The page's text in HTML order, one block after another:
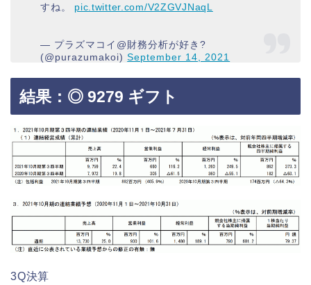
すね。 pic.twitter.com/V2ZGVJNaqL
— プラズマコイ@財務分析が好き?
(@purazumakoi)September 14, 2021
結果：◎ 9279 ギフト
3Q決算